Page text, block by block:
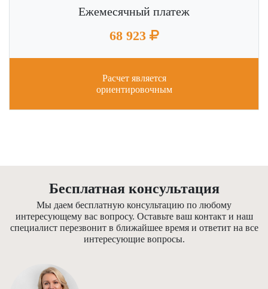
Ежемесячный платеж
68 923
Расчет является
ориентировочным
Бесплатная консультация
Мы даем бесплатную консультацию по любому
интересующему вас вопросу. Оставьте ваш контакт и наш
специалист перезвонит в ближайшее время и ответит на все
интересующие вопросы.